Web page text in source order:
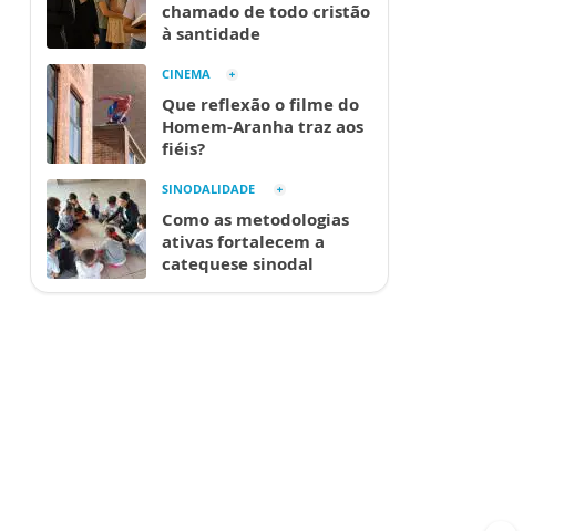
chamado de todo cristão
à santidade
CINEMA
Que reflexão o filme do
Homem-Aranha traz aos
fiéis?
SINODALIDADE
Como as metodologias
ativas fortalecem a
catequese sinodal